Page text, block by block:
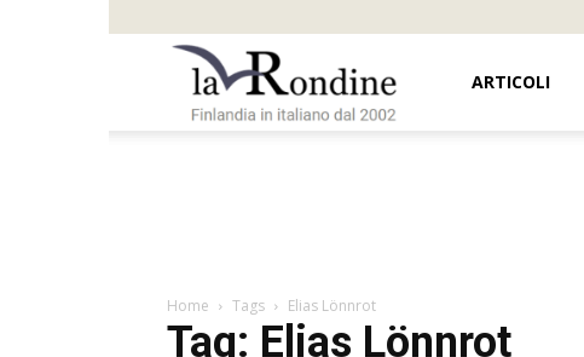
ARTICOLI
Home Tags Elias Lönnrot
Tag: Elias Lönnrot